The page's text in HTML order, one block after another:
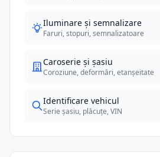
Iluminare și semnalizare
Faruri, stopuri, semnalizatoare
Caroserie și șasiu
Coroziune, deformări, etanșeitate
Identificare vehicul
Serie șasiu, plăcuțe, VIN